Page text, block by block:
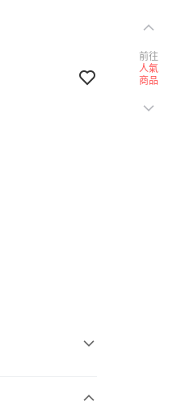
前往
人氣
商品